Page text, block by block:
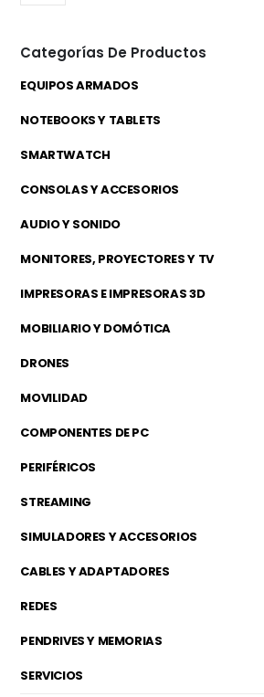
Categorías De Productos
EQUIPOS ARMADOS
NOTEBOOKS Y TABLETS
SMARTWATCH
CONSOLAS Y ACCESORIOS
AUDIO Y SONIDO
MONITORES, PROYECTORES Y TV
IMPRESORAS E IMPRESORAS 3D
MOBILIARIO Y DOMÓTICA
DRONES
MOVILIDAD
COMPONENTES DE PC
PERIFÉRICOS
STREAMING
SIMULADORES Y ACCESORIOS
CABLES Y ADAPTADORES
REDES
PENDRIVES Y MEMORIAS
SERVICIOS